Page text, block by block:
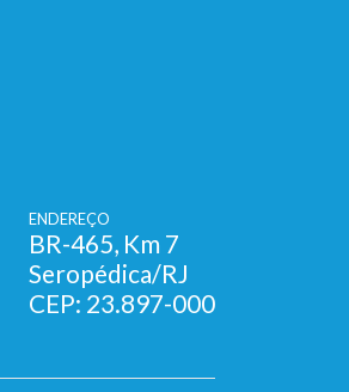
ENDEREÇO
BR-465, Km 7
Seropédica/RJ
CEP: 23.897-000